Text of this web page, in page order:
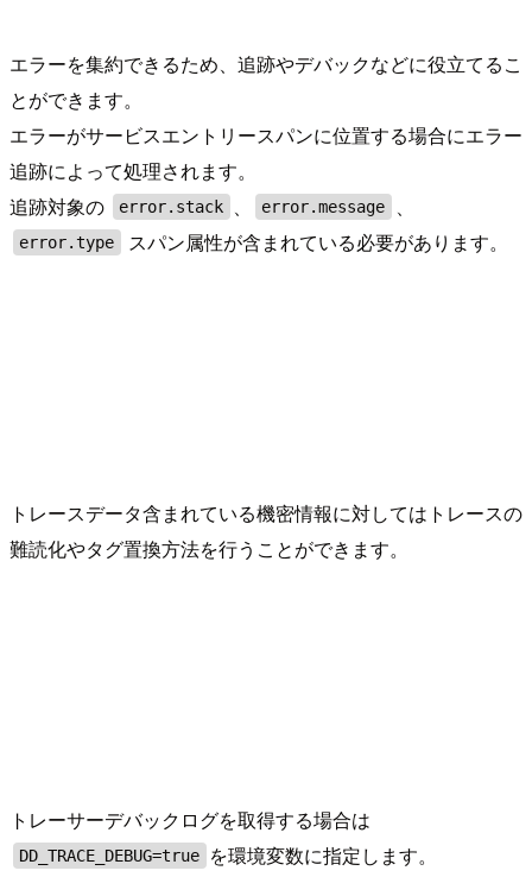
エラーを集約できるため、追跡やデバックなどに役立てるこ
とができます。
エラーがサービスエントリースパンに位置する場合にエラー
追跡によって処理されます。
追跡対象の
error.stack 、 error.message 、
error.type スパン属性が含まれている必要があります。
トレースデータ含まれている機密情報に対してはトレースの
難読化やタグ置換方法を行うことができます。
トレーサーデバックログを取得する場合は
DD_TRACE_DEBUG=true を環境変数に指定します。